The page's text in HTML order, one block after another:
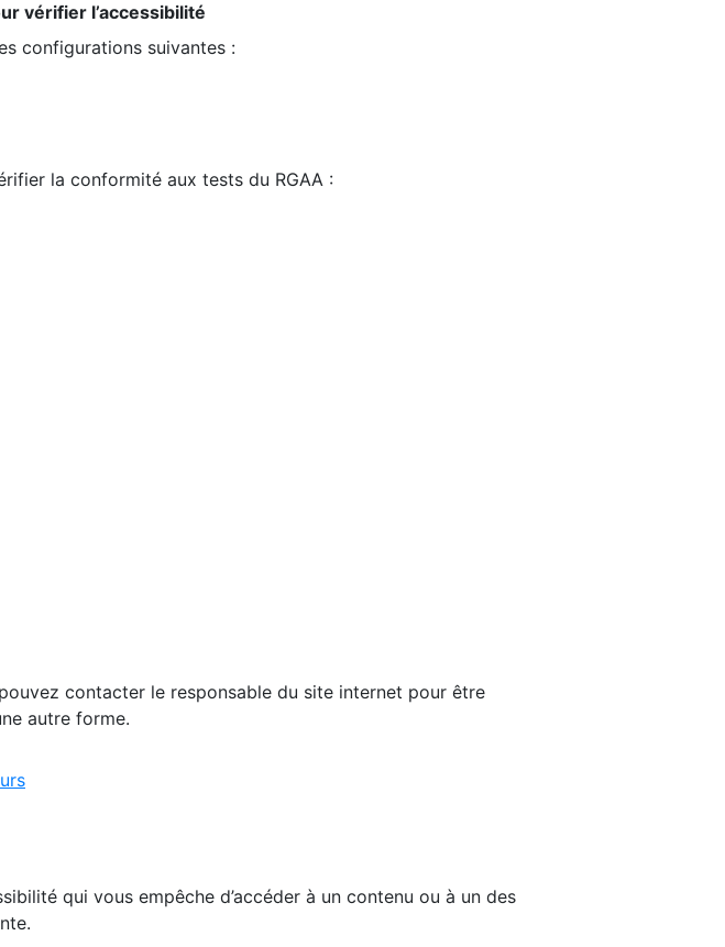
vérifier l’accessibilité
configurations suivantes :
la conformité aux tests du RGAA :
contacter le responsable du site internet pour être
autre forme.
qui vous empêche d’accéder à un contenu ou à un des